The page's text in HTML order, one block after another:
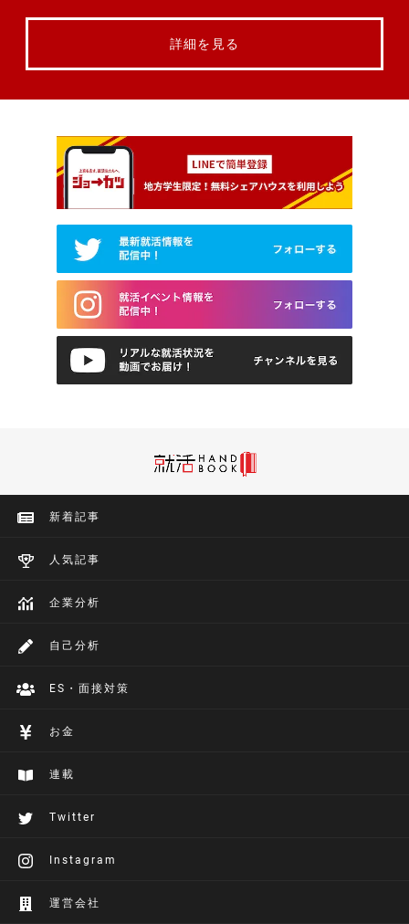
詳細を見る
新着記事
人気記事
企業分析
自己分析
ES・面接対策
お金
連載
Twitter
Instagram
運営会社